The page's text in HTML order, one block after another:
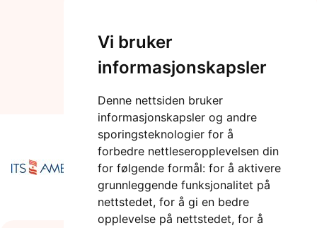
Vi bruker
informasjonskapsler
Denne nettsiden bruker
informasjonskapsler og andre
sporingsteknologier for å
forbedre nettleseropplevelsen din
for følgende formål: for å aktivere
grunnleggende funksjonalitet på
nettstedet, for å gi en bedre
opplevelse på nettstedet, for å